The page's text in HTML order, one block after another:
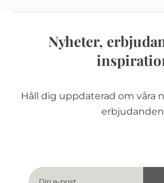
Nyheter,
Håll dig uppdaterad om våra